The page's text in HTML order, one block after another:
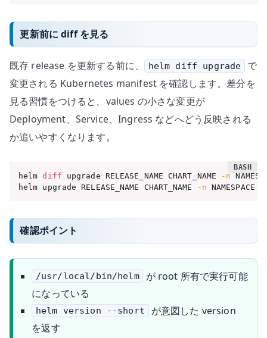
更新前に diff を見る
既存 release を更新する前に、 helm diff upgrade
で
変更される Kubernetes manifest を確認します。差分を
見る習慣をつけると、values の小さな変更が
Deployment、Service、Ingress などへどう反映される
か追いやすくなります。
helm diff upgrade RELEASE_NAME CHART_NAME -n
helm upgrade RELEASE_NAME CHART_NAME
-n NAMESPACE
確認ポイント
/usr/local/bin/helm
が root 所有で実行可能
になっている
helm version --short
が意図した version
を返す